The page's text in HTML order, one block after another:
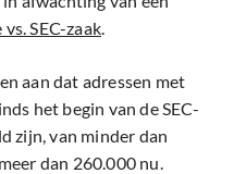
SEC-zaak.
aan dat adressen met
het begin van de SEC-
zijn, van minder dan
dan 260.000 nu.